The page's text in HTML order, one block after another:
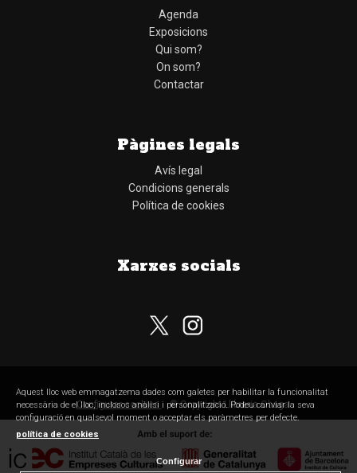
Agenda
Exposicions
Qui som?
On som?
Contactar
Pàgines legals
Avís legal
Condicions generals
Política de cookies
Xarxes socials
Configurar cookies © Copyright Llibreria Obaga
Aquest lloc web emmagatzema dades com galetes per habilitar la funcionalitat
necessària de el lloc, inclosos anàlisi i personalització. Podeu canviar la seva
configuració en qualsevol moment o acceptar els paràmetres per defecte.
política de cookies
Configurar
Subscriu-te al nostre butlletí
He llegit, comprenc i accepto lapolítica de privacitat